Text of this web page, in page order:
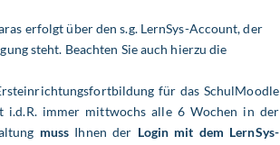
erfolgt über den s.g. LernSys-Account, der
steht. Beachten Sie auch hierzu die
für das SchulMoodle
i.d.R. immer mittwochs alle 6 Wochen in der
muss Ihnen der Login mit dem LernSys-